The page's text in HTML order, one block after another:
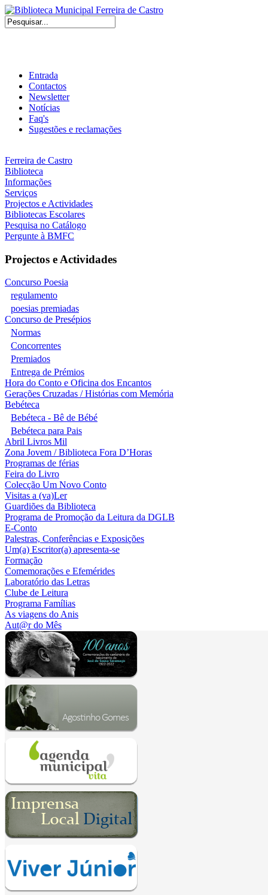
Entrada
Contactos
Newsletter
Notícias
Faq's
Sugestões e reclamações
Ferreira de Castro
Biblioteca
Informações
Serviços
Projectos e Actividades
Bibliotecas Escolares
Pesquisa no Catálogo
Pergunte à BMFC
Projectos e Actividades
Concurso Poesia
regulamento
poesias premiadas
Concurso de Presépios
Normas
Concorrentes
Premiados
Entrega de Prémios
Hora do Conto e Oficina dos Encantos
Gerações Cruzadas / Histórias com Memória
Bebéteca
Bebéteca - Bê de Bébé
Bebéteca para Pais
Abril Livros Mil
Zona Jovem / Biblioteca Fora D’Horas
Programas de férias
Feira do Livro
Colecção Um Novo Conto
Visitas a (va)Ler
Guardiões da Biblioteca
Programa de Promoção da Leitura da DGLB
E-Conto
Palestras, Conferências e Exposições
Um(a) Escritor(a) apresenta-se
Formação
Comemorações e Efemérides
Laboratório das Letras
Clube de Leitura
Programa Famílias
As viagens do Anis
Aut@r do Mês